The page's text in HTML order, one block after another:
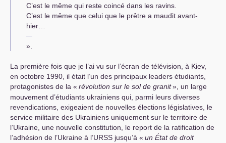
C’est le même qui reste coincé dans les ravins.
C’est le même que celui que le prêtre a maudit avant-
hier…
».
La première fois que je l’ai vu sur l’écran de télévision, à Kiev,
en octobre 1990, il était l’un des principaux leaders étudiants,
protagonistes de la « révolution sur le sol de granit», un large
mouvement d’étudiants ukrainiens qui, parmi leurs diverses
revendications, exigeaient de nouvelles élections législatives, le
service militaire des Ukrainiens uniquement sur le territoire de
l’Ukraine, une nouvelle constitution, le report de la ratification de
l’adhésion de l’Ukraine à l’URSS jusqu’à « un État de droit